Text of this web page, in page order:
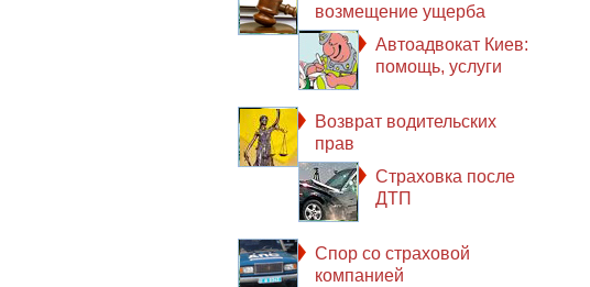
возмещение ущерба
Автоадвокат Киев:
помощь, услуги
Возврат водительских
прав
Страховка после
ДТП
Спор со страховой
компанией